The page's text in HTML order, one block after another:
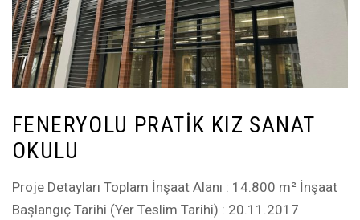
FENERYOLU PRATIK KIZ SANAT
OKULU
Proje Detayları Toplam İnşaat Alanı : 14.800 m² İnşaat
Başlangıç Tarihi (Yer Teslim Tarihi) : 20.11.2017